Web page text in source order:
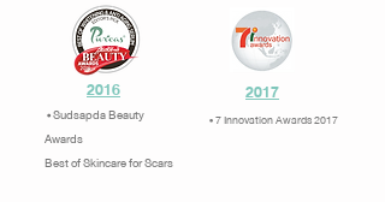
2016
• Sudsapda Beauty
Awards
Best of Skincare for Scars
2017
• 7 Innovation Awards 2017